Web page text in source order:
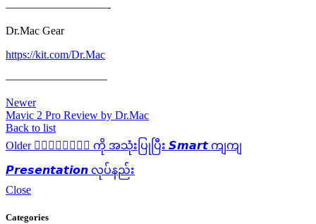
—————————-
Dr.Mac Gear
https://kit.com/Dr.Mac
—————————
Newer
Mavic 2 Pro Review by Dr.Mac
Back to list
Older 𝙆𝙚𝙮𝙣𝙤𝙩𝙚 ကို အသုံးပြုပြီး 𝙎𝙢𝙖𝙧𝙩 ကျကျ
𝙋𝙧𝙚𝙨𝙚𝙣𝙩𝙖𝙩𝙞𝙤𝙣 လုပ်နည်း
Close
Categories